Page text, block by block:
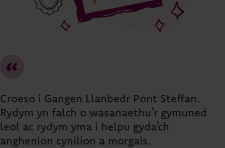
Croeso i Gangen Llanbedr Pont Steffan.
Rydym yn falch o wasanaethu’r gymuned
leol ac rydym yma i helpu gyda’ch
anghenion cynilion a morgais.